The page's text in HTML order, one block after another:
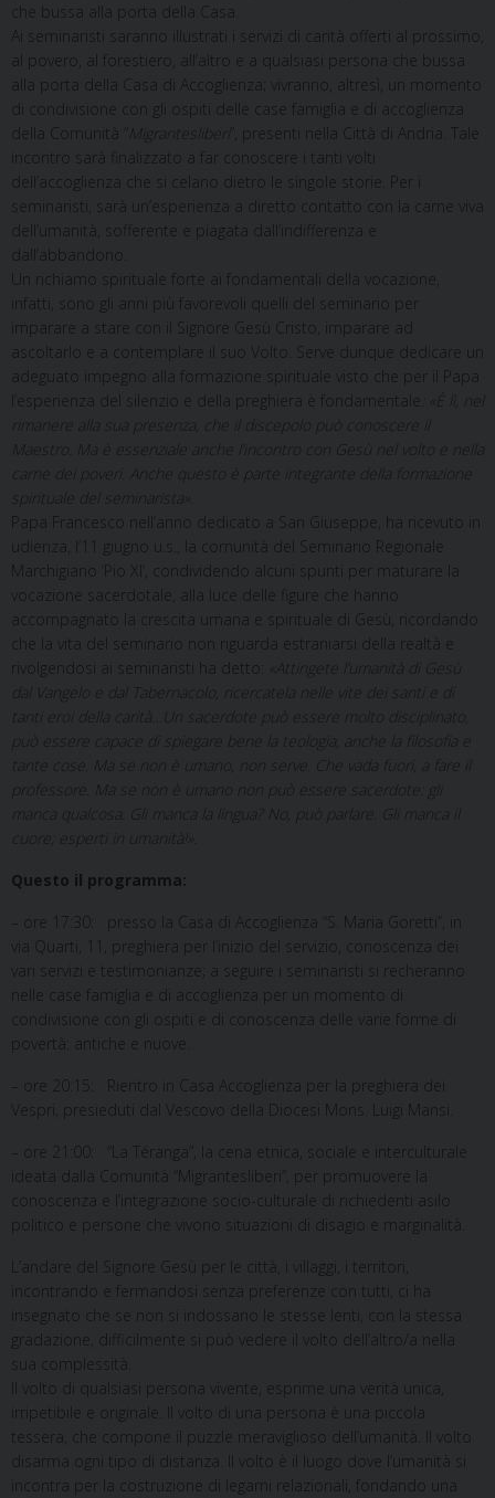
che bussa alla porta della Casa.
Ai seminaristi saranno illustrati i servizi di carità offerti al prossimo,
al povero, al forestiero, all’altro e a qualsiasi persona che bussa
alla porta della Casa di Accoglienza; vivranno, altresì, un momento
di condivisione con gli ospiti delle case famiglia e di accoglienza
della Comunità “
Migrantesliberi
”, presenti nella Città di Andria. Tale
incontro sarà finalizzato a far conoscere i tanti volti
dell’accoglienza che si celano dietro le singole storie. Per i
seminaristi, sarà un’esperienza a diretto contatto con la carne viva
dell’umanità, sofferente e piagata dall’indifferenza e
dall’abbandono.
Un richiamo spirituale forte ai fondamentali della vocazione,
infatti, sono gli anni più favorevoli quelli del seminario per
imparare a stare con il Signore Gesù Cristo, imparare ad
ascoltarlo e a contemplare il suo Volto. Serve dunque dedicare un
adeguato impegno alla formazione spirituale visto che per il Papa
l’esperienza del silenzio e della preghiera è fondamentale
rimanere alla sua presenza, che il discepolo può conoscere il
Maestro. Ma è essenziale anche l’incontro con Gesù nel volto e nella
carne dei poveri. Anche questo è parte integrante della formazione
Papa Francesco nell’anno dedicato a San Giuseppe, ha ricevuto in
udienza, l’11 giugno u.s., la comunità del Seminario Regionale
Marchigiano ‘Pio XI’, condividendo alcuni spunti per maturare la
vocazione sacerdotale, alla luce delle figure che hanno
accompagnato la crescita umana e spirituale di Gesù, ricordando
che la vita del seminario non riguarda estraniarsi della realtà e
rivolgendosi ai seminaristi ha detto:
Attingete l’umanità di Gesù
tanti eroi della carità…Un sacerdote può essere molto disciplinato,
tante cose. Ma se non è umano, non serve. Che vada fuori, a fare il
professore. Ma se non è umano non può essere sacerdote: gli
manca qualcosa. Gli manca la lingua? No, può parlare. Gli manca il
Questo il programma:
– ore 17:30: presso la Casa di Accoglienza “S. Maria Goretti”, in
via Quarti, 11, preghiera per l’inizio del servizio, conoscenza dei
vari servizi e testimonianze; a seguire i seminaristi si recheranno
nelle case famiglia e di accoglienza per un momento di
condivisione con gli ospiti e di conoscenza delle varie forme di
povertà: antiche e nuove.
– ore 20:15: Rientro in Casa Accoglienza per la preghiera dei
Vespri, presieduti dal Vescovo della Diocesi Mons. Luigi Mansi.
– ore 21:00: “La Téranga”, la cena etnica, sociale e interculturale
ideata dalla Comunità “Migrantesliberi”, per promuovere la
conoscenza e l’integrazione socio-culturale di richiedenti asilo
politico e persone che vivono situazioni di disagio e marginalità.
L’andare del Signore Gesù per le città, i villaggi, i territori,
incontrando e fermandosi senza preferenze con tutti, ci ha
insegnato che se non si indossano le stesse lenti, con la stessa
gradazione, difficilmente si può vedere il volto dell’altro/a nella
sua complessità.
Il volto di qualsiasi persona vivente, esprime una verità unica,
irripetibile e originale. Il volto di una persona è una piccola
tessera, che compone il puzzle meraviglioso dell’umanità. Il volto
disarma ogni tipo di distanza. Il volto è il luogo dove l’umanità si
incontra per la costruzione di legami relazionali, fondando una